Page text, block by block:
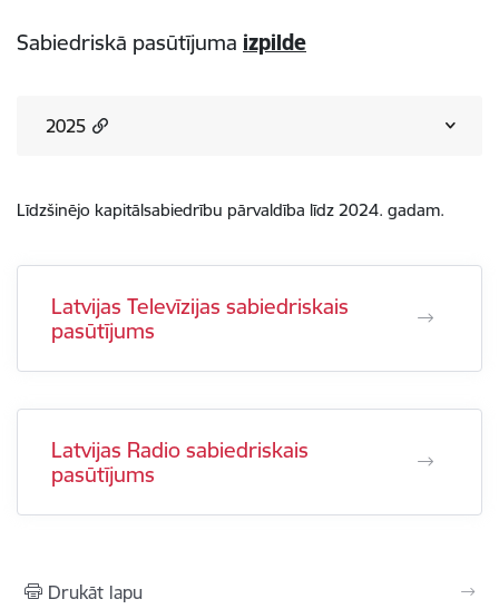
Sabiedriskā pasūtījuma izpilde
2025
Līdzšinējo kapitālsabiedrību pārvaldība līdz 2024. gadam.
Latvijas Televīzijas sabiedriskais
pasūtījums
Latvijas Radio sabiedriskais
pasūtījums
Drukāt lapu